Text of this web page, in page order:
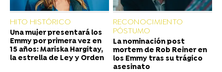
HITO HISTÓRICO
Una mujer presentará los
Emmy por primera vez en
15 años: Mariska Hargitay,
la estrella de Ley y Orden
RECONOCIMIENTO
PÓSTUMO
La nominación post
mortem de Rob Reiner en
los Emmy tras su trágico
asesinato